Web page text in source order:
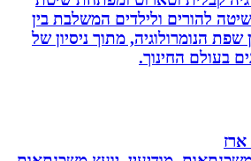
להורים ולילדים המשלבת בין
מתוך ניסיון של